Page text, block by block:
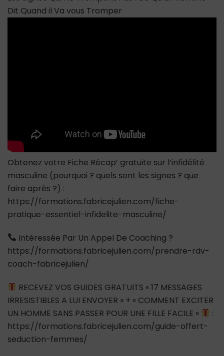
Trompent
Tromper
Dit Quand il Va vous Tromper
Obtenez votre Fiche Récap’ gratuite sur l’infidélité
masculine (pourquoi ? quels sont les signes ? que
faire après ?) :
https://formations.fabricejulien.com/fiche-
pratique-essentiel-infidelite-masculine/
Intéressée Par Un Appel De Coaching ?
https://formations.fabricejulien.com/prendre-rdv-
coach-fabricejulien/
RECEVEZ VOS GUIDES GRATUITS « 17 MESSAGES
IRRESISTIBLES A LUI ENVOYER » + « COMMENT EXCITER
UN HOMME SANS PASSER POUR UNE FILLE FACILE »
:
https://formations.fabricejulien.com/guide-offert-
seduction-femmes/